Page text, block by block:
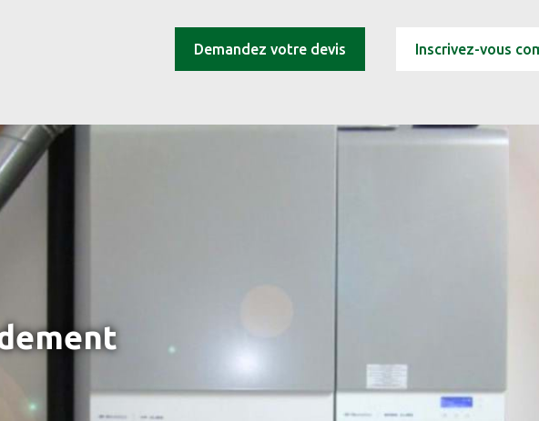
Demandez votre devis Inscrivez-vous